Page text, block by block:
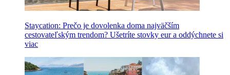
Staycation: Prečo je dovolenka doma najväčším
cestovateľským trendom? Ušetríte stovky eur a oddýchnete si
viac